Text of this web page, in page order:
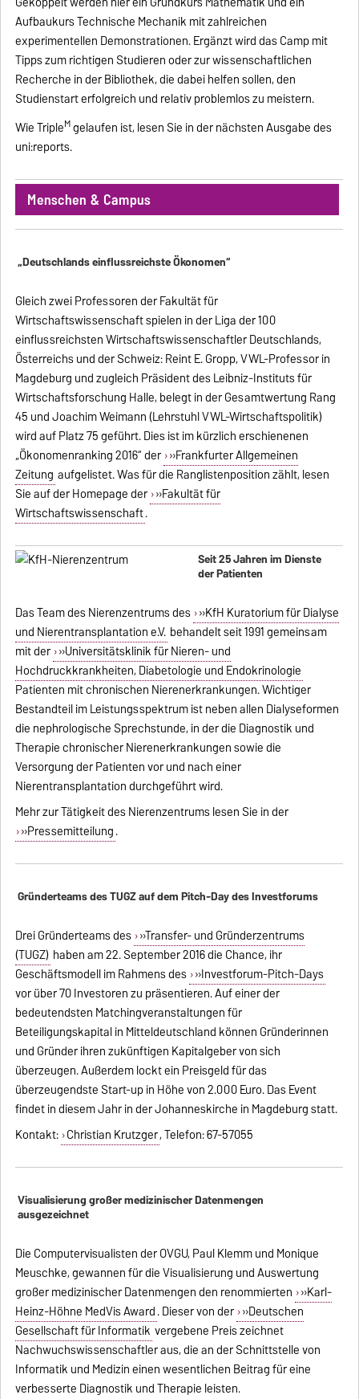
Aufbaukurs Technische Mechanik mit zahlreichen
experimentellen Demonstrationen. Ergänzt wird das Camp mit
Tipps zum richtigen Studieren oder zur wissenschaftlichen
Recherche in der Bibliothek, die dabei helfen sollen, den
Studienstart erfolgreich und relativ problemlos zu meistern.
Wie TripleMgelaufen ist, lesen Sie in der nächsten Ausgabe des
uni:reports.
Menschen & Campus
„Deutschlands einflussreichste Ökonomen“
Gleich zwei Professoren der Fakultät für
Wirtschaftswissenschaft spielen in der Liga der 100
einflussreichsten Wirtschaftswissenschaftler Deutschlands,
Österreichs und der Schweiz: Reint E. Gropp, VWL-Professor in
Magdeburg und zugleich Präsident des Leibniz-Instituts für
Wirtschaftsforschung Halle, belegt in der Gesamtwertung Rang
45 und Joachim Weimann (Lehrstuhl VWL-Wirtschaftspolitik)
wird auf Platz 75 geführt. Dies ist im kürzlich erschienenen
„Ökonomenranking 2016“ der »Frankfurter Allgemeinen
Zeitung aufgelistet. Was für die Ranglistenposition zählt, lesen
Sie auf der Homepage der »Fakultät für
Wirtschaftswissenschaft.
Seit 25 Jahren im Dienste
der Patienten
Das Team des Nierenzentrums des »KfH Kuratorium für Dialyse
und Nierentransplantation e.V. behandelt seit 1991 gemeinsam
mit der »Universitätsklinik für Nieren- und
Hochdruckkrankheiten, Diabetologie und Endokrinologie
Patienten mit chronischen Nierenerkrankungen. Wichtiger
Bestandteil im Leistungsspektrum ist neben allen Dialyseformen
die nephrologische Sprechstunde, in der die Diagnostik und
Therapie chronischer Nierenerkrankungen sowie die
Versorgung der Patienten vor und nach einer
Nierentransplantation durchgeführt wird.
Mehr zur Tätigkeit des Nierenzentrums lesen Sie in der
»Pressemitteilung.
Gründerteams des TUGZ auf dem Pitch-Day des Investforums
Drei Gründerteams des »Transfer- und Gründerzentrums
(TUGZ) haben am 22. September 2016 die Chance, ihr
Geschäftsmodell im Rahmens des »Investforum-Pitch-Days
vor über 70 Investoren zu präsentieren. Auf einer der
bedeutendsten Matchingveranstaltungen für
Beteiligungskapital in Mitteldeutschland können Gründerinnen
und Gründer ihren zukünftigen Kapitalgeber von sich
überzeugen. Außerdem lockt ein Preisgeld für das
überzeugendste Start-up in Höhe von 2.000 Euro. Das Event
findet in diesem Jahr in der Johanneskirche in Magdeburg statt.
Kontakt: Christian Krutzger, Telefon: 67-57055
Visualisierung großer medizinischer Datenmengen
ausgezeichnet
Die Computervisualisten der OVGU, Paul Klemm und Monique
Meuschke, gewannen für die Visualisierung und Auswertung
großer medizinischer Datenmengen den renommierten »Karl-
Heinz-Höhne MedVis Award. Dieser von der »Deutschen
Gesellschaft für Informatik vergebene Preis zeichnet
Nachwuchswissenschaftler aus, die an der Schnittstelle von
Informatik und Medizin einen wesentlichen Beitrag für eine
verbesserte Diagnostik und Therapie leisten.